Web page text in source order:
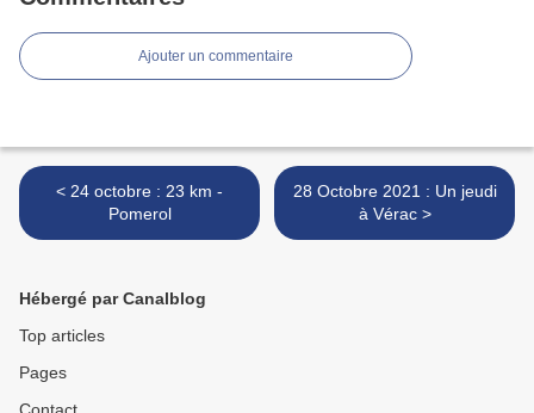
Ajouter un commentaire
< 24 octobre : 23 km -
Pomerol
28 Octobre 2021 : Un jeudi
à Vérac >
Hébergé par Canalblog
Top articles
Pages